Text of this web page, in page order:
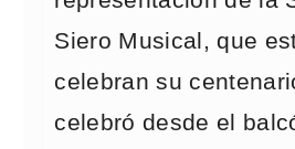
Siero Musical, que
celebran su
celebró desde el